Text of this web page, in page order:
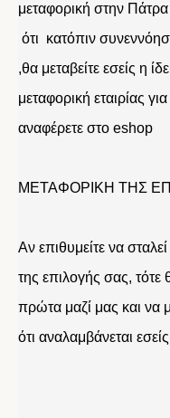
μεταφορική στην
ότι κατόπιν
,θα μεταβείτε εσείς η
μεταφορική εταιρίας
αναφέρετε στο eshop
ΜΕΤΑΦΟΡΙΚΗ ΤΗΣ
Αν επιθυμείτε να
της επιλογής σας, τότε
πρώτα μαζί μας και να
ότι αναλαμβάνεται